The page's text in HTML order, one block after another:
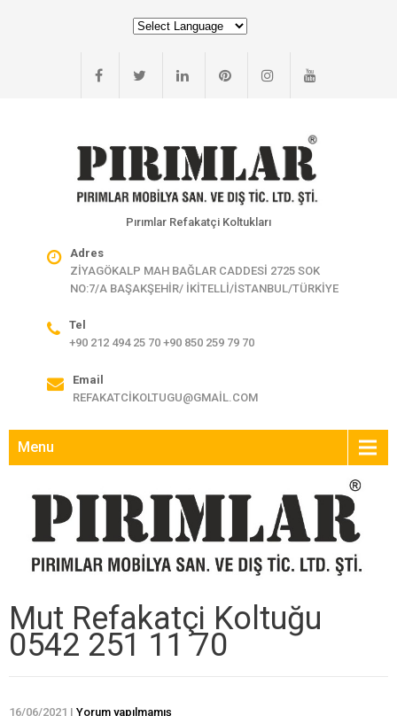
Pırımlar Refakatçi Koltukları
Adres
ZİYAGÖKALP MAH BAĞLAR CADDESİ 2725 SOK
NO:7/A BAŞAKŞEHİR/ İKİTELLİ/İSTANBUL/TÜRKİYE
Tel
+90 212 494 25 70 +90 850 259 79 70
Email
REFAKATCIKOLTUGU@GMAIL.COM
Menu
Mut Refakatçi Koltuğu
0542 251 11 70
16/06/2021 | Yorum yapılmamış